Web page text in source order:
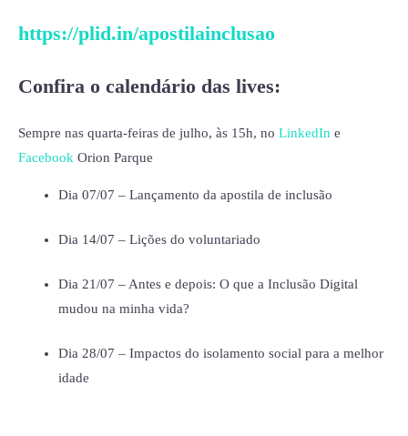
https://plid.in/apostilainclusao
Confira o calendário das lives:
Sempre nas quarta-feiras de julho, às 15h, no LinkedIn e
Facebook Orion Parque
Dia 07/07 – Lançamento da apostila de inclusão
Dia 14/07 – Lições do voluntariado
Dia 21/07 – Antes e depois: O que a Inclusão Digital
mudou na minha vida?
Dia 28/07 – Impactos do isolamento social para a melhor
idade